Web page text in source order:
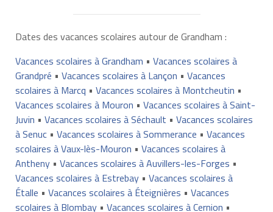
Dates des vacances scolaires autour de Grandham :
Vacances scolaires à Grandham • Vacances scolaires à
Grandpré • Vacances scolaires à Lançon • Vacances
scolaires à Marcq • Vacances scolaires à Montcheutin •
Vacances scolaires à Mouron • Vacances scolaires à Saint-
Juvin • Vacances scolaires à Séchault • Vacances scolaires
à Senuc• Vacances scolaires à Sommerance • Vacances
scolaires à Vaux-lès-Mouron • Vacances scolaires à
Antheny• Vacances scolaires à Auvillers-les-Forges •
Vacances scolaires à Estrebay• Vacances scolaires à
Étalle • Vacances scolaires à Éteignières • Vacances
scolaires à Blombay• Vacances scolaires à Cernion •